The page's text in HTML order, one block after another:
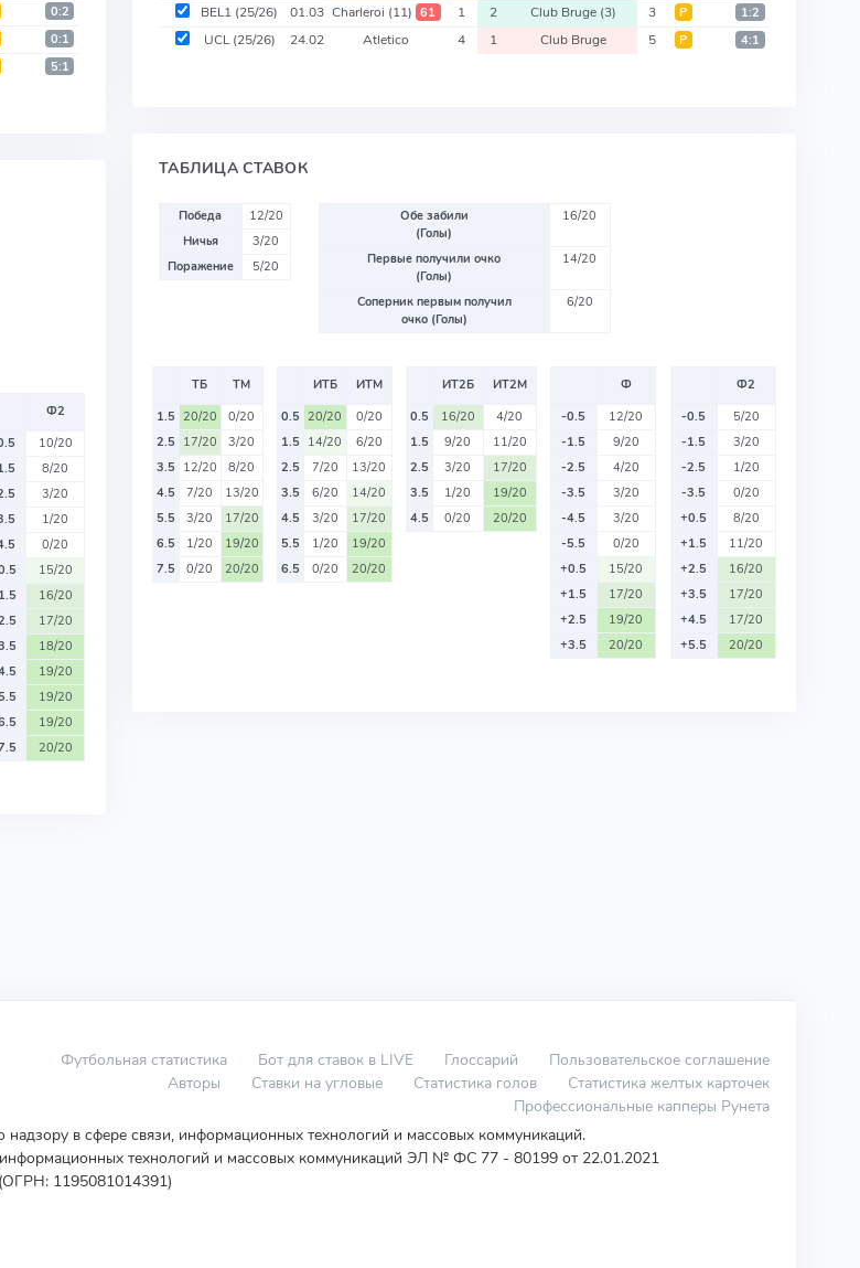
0:2
0:1
5:1
Ф2
10/20
8/20
3/20
1/20
0/20
15/20
16/20
17/20
18/20
19/20
19/20
19/20
20/20
BEL1 (25/26) 01.03 Charleroi (11) 61 1 2 Club Bruge (3) 3 Р 1:2
UCL(25/26) 24.02 Atletico 4 1 Club Bruge 5 Р 4:1
ТАБЛИЦА СТАВОК
Победа
12/20
Ничья
3/20
Поражение
5/20
Обе забили
(Голы)
16/20
Первые получили очко
(Голы)
14/20
Соперник первым получил
очко (Голы)
6/20
ТБ
ТМ
1.5 20/20
0/20
2.5 17/20
3/20
3.5 12/20
8/20
4.5
7/20
13/20
5.5
3/20
17/20
6.5
1/20
19/20
7.5
0/20 20/20
ИТБ
ИТМ
0.5 20/20
0/20
1.5 14/20
6/20
2.5
7/20
13/20
3.5
6/20
14/20
4.5
3/20
17/20
5.5
1/20
19/20
6.5
0/20 20/20
ИТ2Б
ИТ2М
0.5
16/20
4/20
1.5
9/20
11/20
2.5
3/20
17/20
3.5
1/20
19/20
4.5
0/20 20/20
Ф
-0.5
12/20
-1.5
9/20
-2.5
4/20
-3.5
3/20
-4.5
3/20
-5.5
0/20
+0.5
15/20
+1.5
17/20
+2.5
19/20
+3.5
20/20
Ф2
-0.5
5/20
-1.5
3/20
-2.5
1/20
-3.5
0/20
+0.5
8/20
+1.5
11/20
+2.5
16/20
+3.5
17/20
+4.5
17/20
+5.5
20/20
Футбольная статистика Бот для ставок в LIVE Глоссарий
Пользовательское соглашение
Авторы
Ставки на угловые Статистика голов
Статистика желтых карточек
Профессиональные капперы Рунета
в сфере связи, информационных технологий и массовых коммуникаций.
технологий и массовых коммуникаций ЭЛ № ФС 77 - 80199 от 22.01.2021
(ОГРН: 1195081014391)